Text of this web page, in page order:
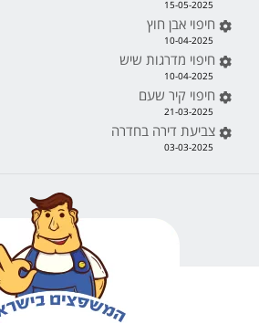
15-05-2025
חיפוי אבן חוץ
10-04-2025
חיפוי מדרגות שיש
10-04-2025
חיפוי קיר שעם
21-03-2025
צביעת דירה בחדרה
03-03-2025